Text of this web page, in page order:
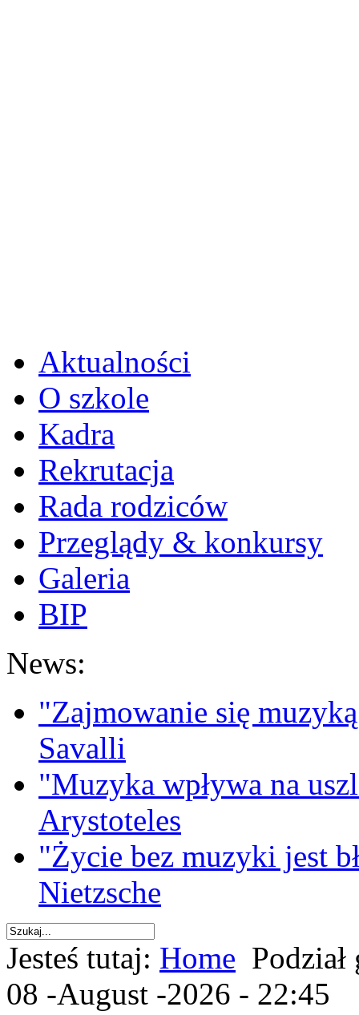
Aktualności
O szkole
Kadra
Rekrutacja
Rada rodziców
Przeglądy & konkursy
Galeria
BIP
News:
"Zajmowanie się
Savalli
"Muzyka wpływa na
Arystoteles
"Życie bez muzyki jest
Nietzsche
Jesteś tutaj: Home
08 -August -2026 - 22:45